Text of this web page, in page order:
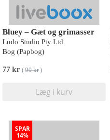
Bluey – Gæt og grimasser
Ludo Studio Pty Ltd
Bog (Papbog)
77 kr ( 90 kr)
Læg i kurv
SPAR
14%